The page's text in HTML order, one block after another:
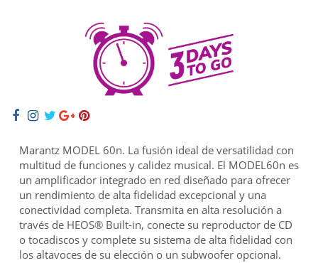
Marantz MODEL 60n. La fusión ideal de versatilidad con
multitud de funciones y calidez musical. El MODEL60n es
un amplificador integrado en red diseñado para ofrecer
un rendimiento de alta fidelidad excepcional y una
conectividad completa. Transmita en alta resolución a
través de HEOS® Built-in, conecte su reproductor de CD
o tocadiscos y complete su sistema de alta fidelidad con
los altavoces de su elección o un subwoofer opcional.